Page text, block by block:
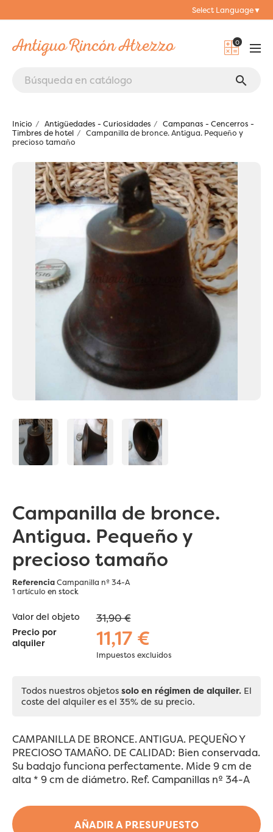
Select Language▼
0
search
Inicio Antigüedades - Curiosidades
Campanas - Cencerros -
Timbres de hotel
Campanilla de bronce. Antigua. Pequeño y
precioso tamaño
Campanilla de bronce.
Antigua. Pequeño y
precioso tamaño
ReferenciaCampanilla nº 34-A
1 artículo en stock
AÑADIR A PRESUPUESTO
Valor del objeto 31,90 €
Precio por
alquiler
11,17 €
Impuestos excluidos
Todos nuestros objetos solo en régimen de alquiler. El
coste del alquiler es el 35% de su precio.
CAMPANILLA DE BRONCE. ANTIGUA. PEQUEÑO Y
PRECIOSO TAMAÑO. DE CALIDAD: Bien conservada.
Su badajo funciona perfectamente. Mide 9 cm de
alta * 9 cm de diámetro. Ref. Campanillas nº 34-A